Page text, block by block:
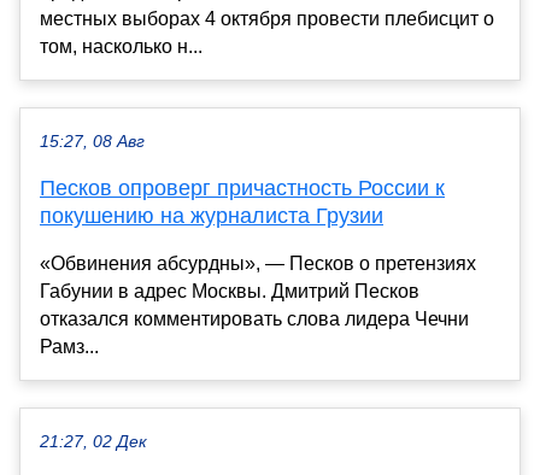
местных выборах 4 октября провести плебисцит о
том, насколько н...
15:27, 08 Авг
Песков опроверг причастность России к
покушению на журналиста Грузии
«Обвинения абсурдны», — Песков о претензиях
Габунии в адрес Москвы. Дмитрий Песков
отказался комментировать слова лидера Чечни
Рамз...
21:27, 02 Дек